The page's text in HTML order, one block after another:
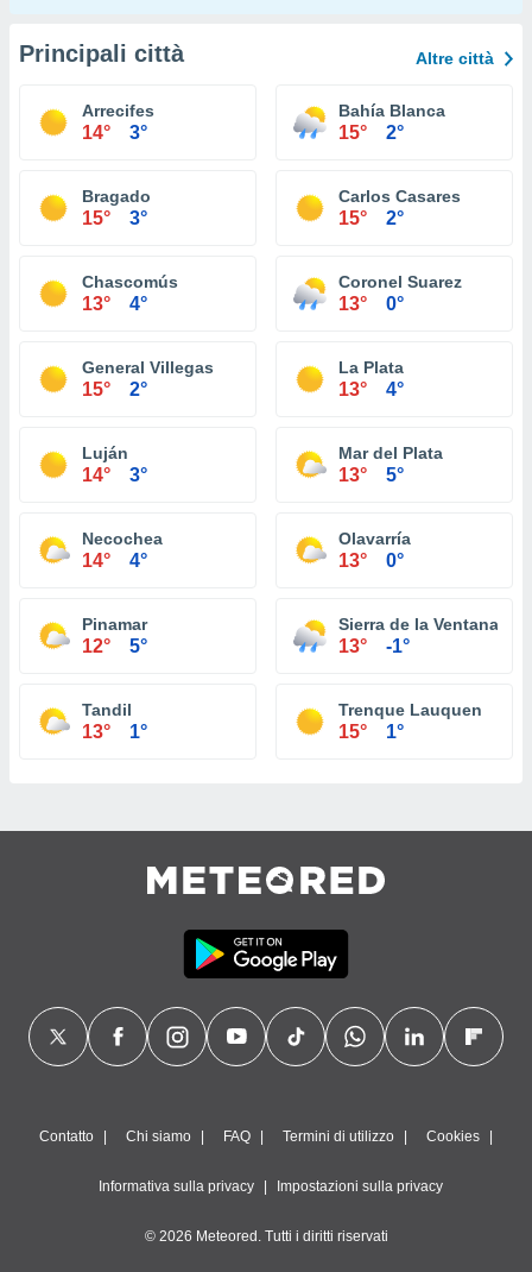
Principali città Altre città
Arrecifes
14° 3°
Bahía Blanca
15° 2°
Bragado
15° 3°
Carlos Casares
15° 2°
Chascomús
13° 4°
Coronel Suarez
13° 0°
General Villegas
15° 2°
La Plata
13° 4°
Luján
14° 3°
Mar del Plata
13° 5°
Necochea
14° 4°
Olavarría
13° 0°
Pinamar
12° 5°
Sierra de la Ventana
13° -1°
Tandil
13° 1°
Trenque Lauquen
15° 1°
Contatto Chi siamo FAQ Termini di utilizzo Cookies
Informativa sulla privacy Impostazioni sulla privacy
© 2026 Meteored. Tutti i diritti riservati